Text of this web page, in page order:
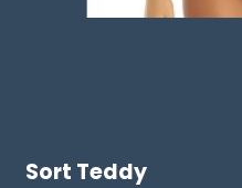
Sort Teddy